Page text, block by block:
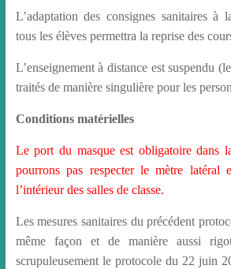
L’adaptation des consignes sanitaires à
tous les élèves permettra la reprise des
L’enseignement à distance est suspendu
traités de manière singulière pour les
Conditions matérielles
Le port du masque est obligatoire dans
pourrons pas respecter le mètre latéral
l’intérieur des salles de classe.
Les mesures sanitaires du précédent
même façon et de manière aussi
scrupuleusement le protocole du 22 juin